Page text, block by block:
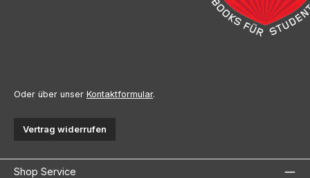
Oder über unser Kontaktformular.
Vertrag widerrufen
Shop Service